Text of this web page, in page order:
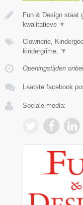
Fun & Design staat
kwalitatieve ▼
Clownerie,
kindergrime,
▼
Openingstijden
Laatste facebook
Sociale media: